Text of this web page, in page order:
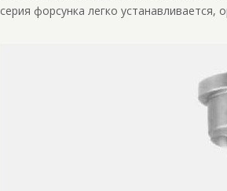
серия форсунка легко устанавливается,